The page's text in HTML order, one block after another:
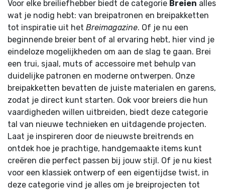
Voor elke breiliefhebber biedt de categorie Breien alles
wat je nodig hebt: van breipatronen en breipakketten
tot inspiratie uit het Breimagazine. Of je nu een
beginnende breier bent of al ervaring hebt, hier vind je
eindeloze mogelijkheden om aan de slag te gaan. Brei
een trui, sjaal, muts of accessoire met behulp van
duidelijke patronen en moderne ontwerpen. Onze
breipakketten bevatten de juiste materialen en garens,
zodat je direct kunt starten. Ook voor breiers die hun
vaardigheden willen uitbreiden, biedt deze categorie
tal van nieuwe technieken en uitdagende projecten.
Laat je inspireren door de nieuwste breitrends en
ontdek hoe je prachtige, handgemaakte items kunt
creëren die perfect passen bij jouw stijl. Of je nu kiest
voor een klassiek ontwerp of een eigentijdse twist, in
deze categorie vind je alles om je breiprojecten tot